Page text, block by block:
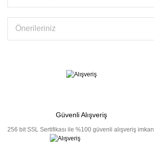
Önerileriniz
Güvenli Alışveriş
256 bit SSL Sertifikası ile %100 güvenli alışveriş